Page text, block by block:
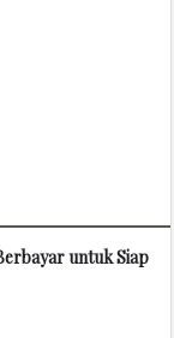
untuk Siap